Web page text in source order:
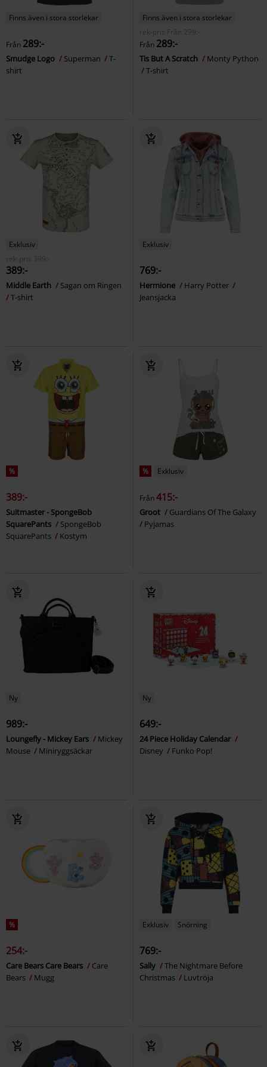
Finns även i stora storlekar
Från 289:-
Smudge Logo Superman
T-
shirt
Finns även i stora storlekar
rek-pris
Från 299:-
Från 289:-
Tis But A Scratch
Monty Python
T-shirt
Exklusiv
rek-pris
399:-
389:-
Middle Earth
Sagan om Ringen
T-shirt
Exklusiv
769:-
Hermione
Harry Potter
Jeansjacka
%
389:-
Suitmaster - SpongeBob
SquarePants
SpongeBob
SquarePants
Kostym
% Exklusiv
Från415:-
Groot
Guardians Of The Galaxy
Pyjamas
Ny
989:-
Loungefly - Mickey Ears
Mickey
Mouse
Miniryggsäckar
Ny
649:-
24 Piece Holiday Calendar
Disney
Funko Pop!
%
254:-
Care Bears Care Bears
Care
Bears
Mugg
Exklusiv Snörning
769:-
Sally
The Nightmare Before
Christmas
Luvtröja